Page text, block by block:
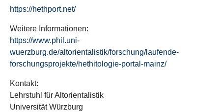
https://hethport.net/
Weitere Informationen:
https://www.phil.uni-
wuerzburg.de/altorientalistik/forschung/laufende-
forschungsprojekte/hethitologie-portal-mainz/
Kontakt:
Lehrstuhl für Altorientalistik
Universität Würzburg